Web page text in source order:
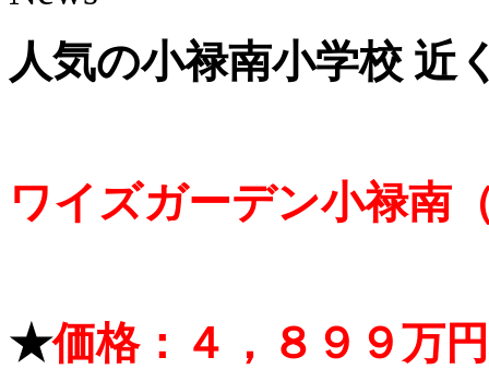
人気の小禄南小学校 近
ワイズガーデン小禄南
★価格：４，８９９万円